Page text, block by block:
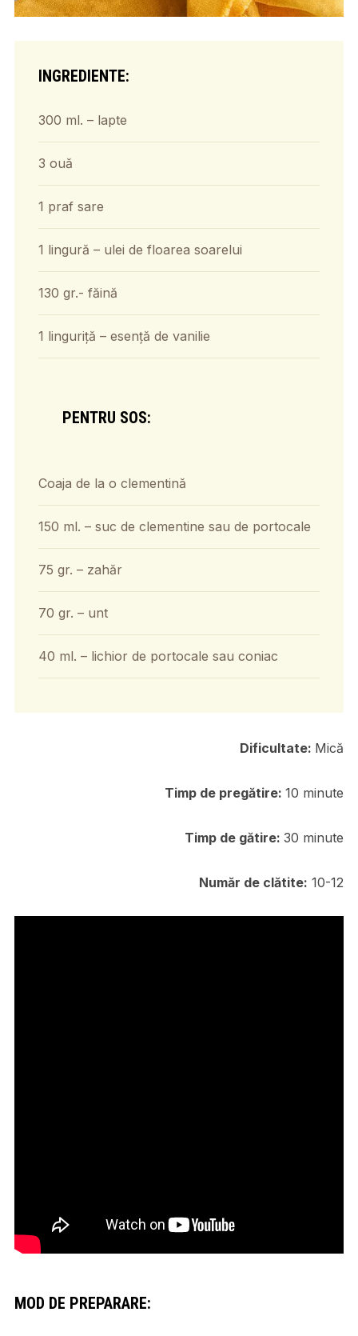
INGREDIENTE:
300 ml. – lapte
3 ouă
1 praf sare
1 lingură – ulei de floarea soarelui
130 gr.- făină
1 linguriță – esență de vanilie
PENTRU SOS:
Coaja de la o clementină
150 ml. – suc de clementine sau de portocale
75 gr. – zahăr
70 gr. – unt
40 ml. – lichior de portocale sau coniac
Dificultate: Mică
Timp de pregătire:10 minute
Timp de gătire:30 minute
Număr de clătite: 10-12
MOD DE PREPARARE: